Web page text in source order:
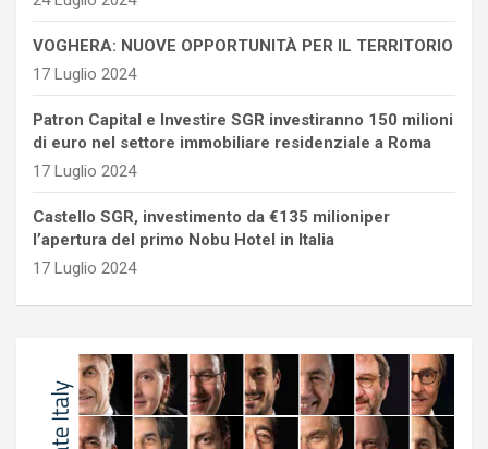
VOGHERA: NUOVE OPPORTUNITÀ PER IL TERRITORIO
17 Luglio 2024
Patron Capital e Investire SGR investiranno 150 milioni
di euro nel settore immobiliare residenziale a Roma
17 Luglio 2024
Castello SGR, investimento da €135 milioniper
l’apertura del primo Nobu Hotel in Italia
17 Luglio 2024